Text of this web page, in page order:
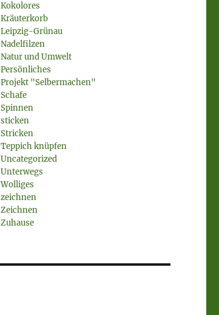
Kokolores
Kräuterkorb
Leipzig-Grünau
Nadelfilzen
Natur und Umwelt
Persönliches
Projekt "Selbermachen"
Schafe
Spinnen
sticken
Stricken
Teppich knüpfen
Uncategorized
Unterwegs
Wolliges
zeichnen
Zeichnen
Zuhause